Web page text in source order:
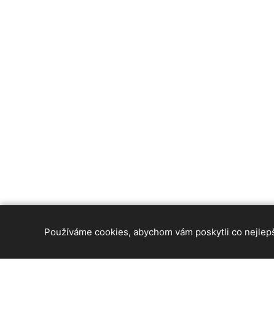
Používáme cookies, abychom vám poskytli co